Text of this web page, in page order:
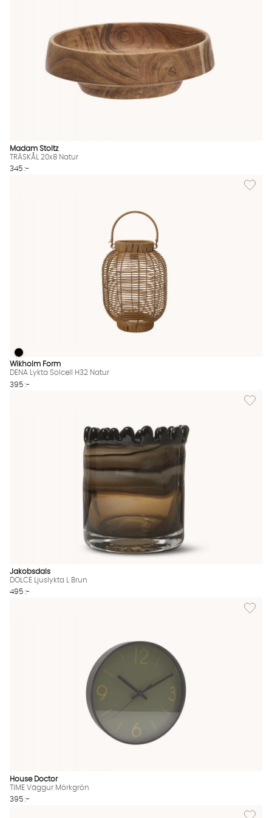
Madam Stoltz
TRÄSKÅL 20x8 Natur
345 :-
Lägg
DENA Lykta Solcell H32 Natur Finns även i dessa färger:
DENA Lykta Solcell H32 Natur
Wikholm Form
DENA Lykta Solcell H32 Natur
395 :-
Lägg
Jakobsdals
DOLCE Ljuslykta L Brun
495 :-
Lägg
House Doctor
TIME Väggur Mörkgrön
395 :-
Lägg